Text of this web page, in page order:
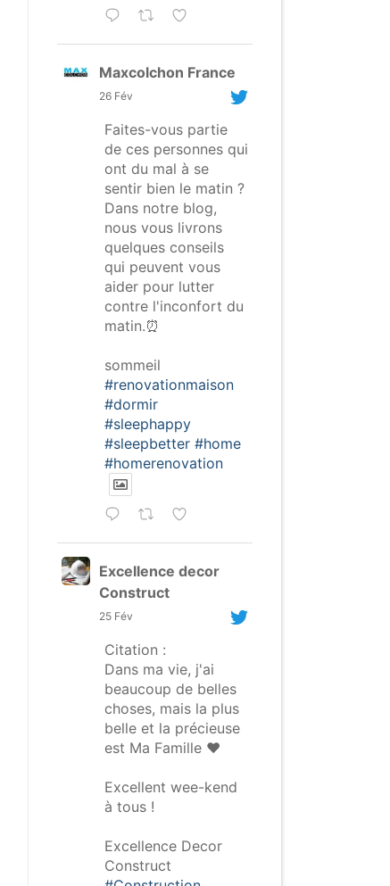
Maxcolchon France
26 Fév
Faites-vous partie
de ces personnes qui
ont du mal à se
sentir bien le matin ?
Dans notre blog,
nous vous livrons
quelques conseils
qui peuvent vous
aider pour lutter
contre l'inconfort du
matin.⏰
sommeil
#renovationmaison
#dormir
#sleephappy
#sleepbetter #home
#homerenovation
Excellence decor
Construct
25 Fév
Citation :
Dans ma vie, j'ai
beaucoup de belles
choses, mais la plus
belle et la précieuse
est Ma Famille ❤️
Excellent wee-kend
à tous !
Excellence Decor
Construct